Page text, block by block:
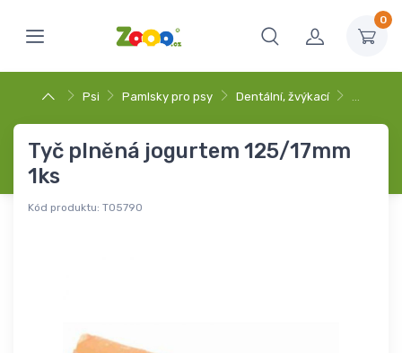
0
Psi Pamlsky pro psy Dentální, žvýkací …
Tyč plněná jogurtem 125/17mm
1ks
Kód produktu: T05790